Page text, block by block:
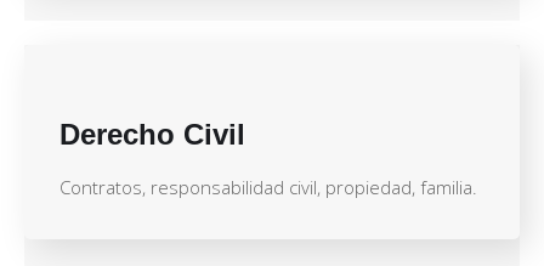
Derecho Civil
Contratos, responsabilidad civil, propiedad, familia.